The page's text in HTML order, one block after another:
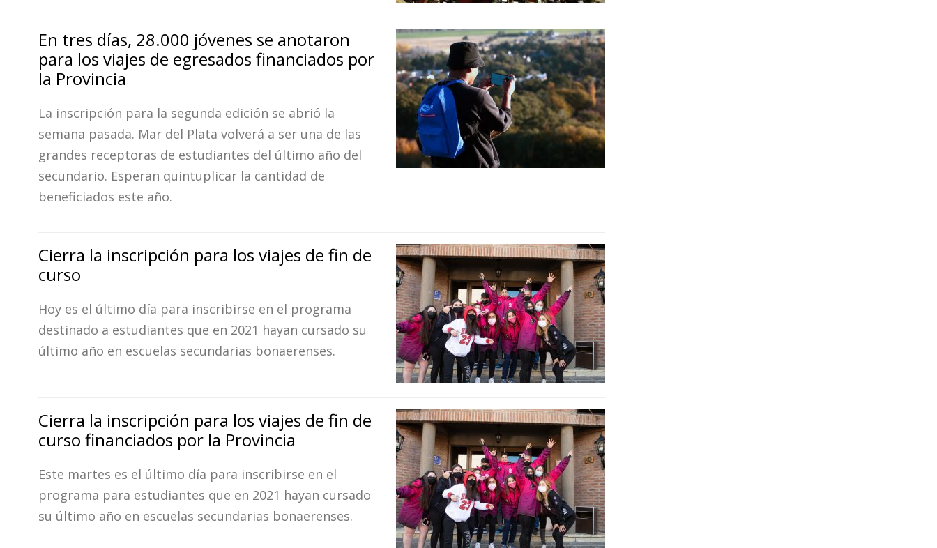
En tres días, 28.000 jóvenes se anotaron
para los viajes de egresados financiados por
la Provincia
La inscripción para la segunda edición se abrió la
semana pasada. Mar del Plata volverá a ser una de las
grandes receptoras de estudiantes del último año del
secundario. Esperan quintuplicar la cantidad de
beneficiados este año.
Cierra la inscripción para los viajes de fin de
curso
Hoy es el último día para inscribirse en el programa
destinado a estudiantes que en 2021 hayan cursado su
último año en escuelas secundarias bonaerenses.
Cierra la inscripción para los viajes de fin de
curso financiados por la Provincia
Este martes es el último día para inscribirse en el
programa para estudiantes que en 2021 hayan cursado
su último año en escuelas secundarias bonaerenses.